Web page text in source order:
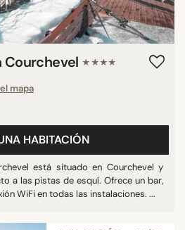
Courchevel ★★★★
mapa
HABITACIÓN
está situado en Courchevel y
a las pistas de esquí. Ofrece un bar,
WiFi en todas las instalaciones. ...